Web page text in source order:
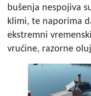
bušenja nespojiva
klimi, te naporima
ekstremni
vrućine, razorne